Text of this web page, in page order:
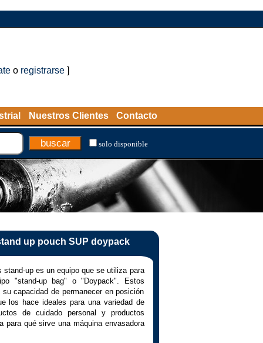
o registrarse]
Nuestros Clientes Contacto
solo disponible
up pouch SUP doypack
stand-up es un equipo que se utiliza para
"stand-up bag" o "Doypack". Estos
capacidad de permanecer en posición
los hace ideales para una variedad de
de cuidado personal y productos
para qué sirve una máquina envasadora